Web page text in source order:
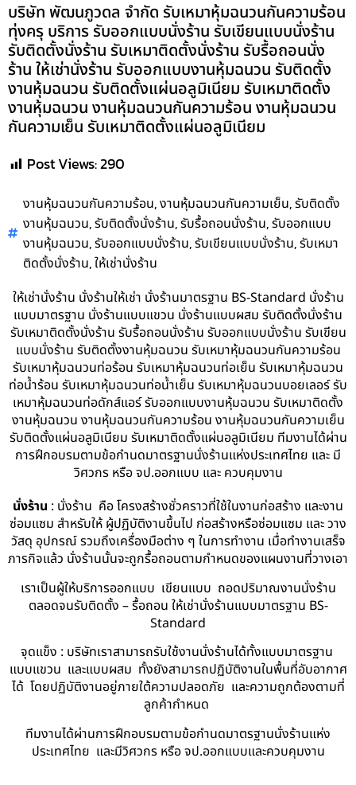
บริษัท พัฒนภูวดล จำกัด รับเหมาหุ้มฉนวนกันความร้อน
ทุ่งครุ บริการ รับออกแบบนั่งร้าน รับเขียนแบบนั่งร้าน
รับติดตั้งนั่งร้าน รับเหมาติดตั้งนั่งร้าน รับรื้อถอนนั่ง
ร้าน ให้เช่านั่งร้าน รับออกแบบงานหุ้มฉนวน รับติดตั้ง
งานหุ้มฉนวน รับติดตั้งแผ่นอลูมิเนียม รับเหมาติดตั้ง
งานหุ้มฉนวน งานหุ้มฉนวนกันความร้อน งานหุ้มฉนวน
กันความเย็น รับเหมาติดตั้งแผ่นอลูมิเนียม
Post Views:290
งานหุ้มฉนวนกันความร้อน,งานหุ้มฉนวนกันความเย็น,รับติดตั้ง
งานหุ้มฉนวน,รับติดตั้งนั่งร้าน,รับรื้อถอนนั่งร้าน,รับออกแบบ
งานหุ้มฉนวน,รับออกแบบนั่งร้าน,รับเขียนแบบนั่งร้าน,รับเหมา
ติดตั้งนั่งร้าน,ให้เช่านั่งร้าน
ให้เช่านั่งร้าน นั่งร้านให้เช่า นั่งร้านมาตรฐาน BS-Standard นั่งร้าน
แบบมาตรฐาน นั่งร้านแบบแขวน นั่งร้านแบบผสม รับติดตั้งนั่งร้าน
รับเหมาติดตั้งนั่งร้าน รับรื้อถอนนั่งร้าน รับออกแบบนั่งร้าน รับเขียน
แบบนั่งร้าน รับติดตั้งงานหุ้มฉนวน รับเหมาหุ้มฉนวนกันความร้อน
รับเหมาหุ้มฉนวนท่อร้อน รับเหมาหุ้มฉนวนท่อเย็น รับเหมาหุ้มฉนวน
ท่อน้ำร้อน รับเหมาหุ้มฉนวนท่อน้ำเย็น รับเหมาหุ้มฉนวนบอยเลอร์ รับ
เหมาหุ้มฉนวนท่อดักส์แอร์ รับออกแบบงานหุ้มฉนวน รับเหมาติดตั้ง
งานหุ้มฉนวน งานหุ้มฉนวนกันความร้อน งานหุ้มฉนวนกันความเย็น
รับติดตั้งแผ่นอลูมิเนียม รับเหมาติดตั้งแผ่นอลูมิเนียม ทีมงานได้ผ่าน
การฝึกอบรมตามข้อกำนดมาตรฐานนั่งร้านแห่งประเทศไทย และ มี
วิศวกร หรือ จป.ออกแบบ และ ควบคุมงาน
นั่งร้าน : นั่งร้าน คือ โครงสร้างชั่วคราวที่ใช้ในงานก่อสร้าง และงาน
ซ่อมแซม สำหรับให้ ผู้ปฏิบัติงานขึ้นไป ก่อสร้างหรือซ่อมแซม และ วาง
วัสดุ อุปกรณ์ รวมถึงเครื่องมือต่าง ๆ ในการทำงาน เมื่อทำงานเสร็จ
ภารกิจแล้ว นั่งร้านนั้นจะถูกรื้อถอนตามกำหนดของแผนงานที่วางเอา
เราเป็นผู้ให้บริการออกแบบ เขียนแบบ ถอดปริมาณงานนั่งร้าน
ตลอดจนรับติดตั้ง – รื้อถอน ให้เช่านั่งร้านแบบมาตรฐาน BS-
Standard
จุดแข็ง : บริษัทเราสามารถรับใช้งานนั่งร้านได้ทั้งแบบมาตรฐาน
แบบแขวน และแบบผสม ทั้งยังสามารถปฏิบัติงานในพื้นที่อับอากาศ
ได้ โดยปฏิบัติงานอยู่ภายใต้ความปลอดภัย และความถูกต้องตามที่
ลูกค้ากำหนด
ทีมงานได้ผ่านการฝึกอบรมตามข้อกำนดมาตรฐานนั่งร้านแห่ง
ประเทศไทย และมีวิศวกร หรือ จป.ออกแบบและควบคุมงาน